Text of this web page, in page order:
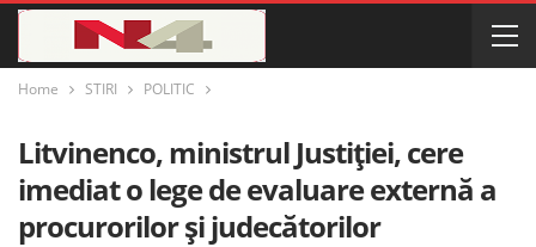
Home STIRI POLITIC
Litvinenco, ministrul Justiției, cere
imediat o lege de evaluare externă a
procurorilor și judecătorilor